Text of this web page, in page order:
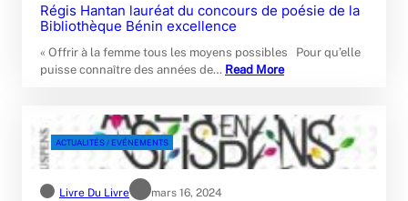
Régis Hantan lauréat du concours de poésie de la
Bibliothèque Bénin excellence
« Offrir à la femme tous les moyens possibles Pour qu’elle
puisse connaître des années de… Read More
ACTUALITÉS / EVÉNEMENTS
Livre Du Livre mars 16, 2024